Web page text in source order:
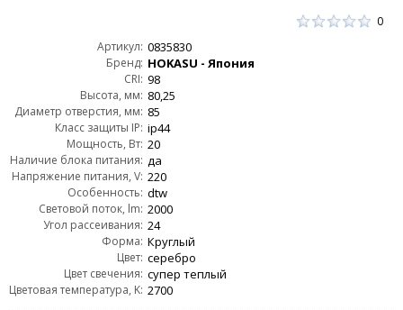
0
Артикул: 0835830
Бренд: HOKASU - Япония
CRI: 98
Высота, мм: 80,25
Диаметр отверстия, мм: 85
Класс защиты IP: ip44
Мощность, Вт: 20
Наличие блока питания: да
Напряжение питания, V: 220
Особенность: dtw
Световой поток, lm: 2000
Угол рассеивания: 24
Форма: Круглый
Цвет: серебро
Цвет свечения: супер теплый
Цветовая температура, K: 2700